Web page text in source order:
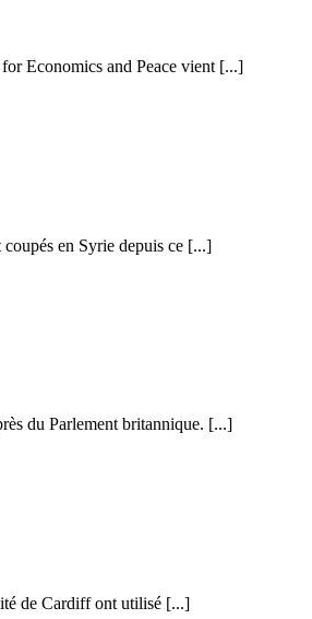
Economics and Peace vient [...]
en Syrie depuis ce [...]
du Parlement britannique. [...]
de Cardiff ont utilisé [...]